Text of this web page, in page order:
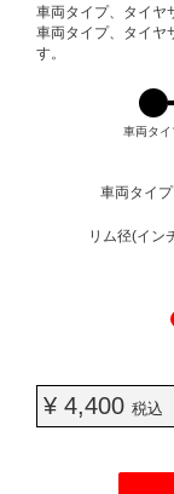
VARIATIONS
車両タイプ、タイヤ
車両タイプ、タイヤ
す。
車両タイ
車両タイプ
リム径(イン
¥ 4,400 税込